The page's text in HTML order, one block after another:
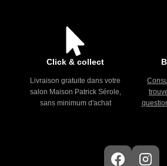
Click & collect
Livraison gratuite dans votre
salon Maison Patrick Sérole,
sans minimum d'achat